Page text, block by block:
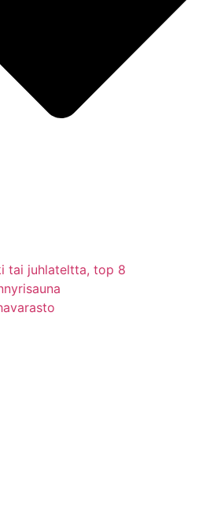
tai juhlateltta, top 8